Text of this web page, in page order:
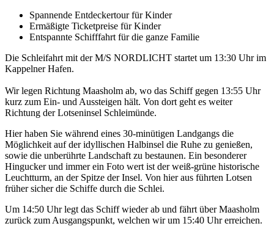
Spannende Entdeckertour für Kinder
Ermäßigte Ticketpreise für Kinder
Entspannte Schifffahrt für die ganze Familie
Die Schleifahrt mit der M/S NORDLICHT startet um 13:30 Uhr im
Kappelner Hafen.
Wir legen Richtung Maasholm ab, wo das Schiff gegen 13:55 Uhr
kurz zum Ein- und Aussteigen hält. Von dort geht es weiter
Richtung der Lotseninsel Schleimünde.
Hier haben Sie während eines 30-minütigen Landgangs die
Möglichkeit auf der idyllischen Halbinsel die Ruhe zu genießen,
sowie die unberührte Landschaft zu bestaunen. Ein besonderer
Hingucker und immer ein Foto wert ist der weiß-grüne historische
Leuchtturm, an der Spitze der Insel. Von hier aus führten Lotsen
früher sicher die Schiffe durch die Schlei.
Um 14:50 Uhr legt das Schiff wieder ab und fährt über Maasholm
zurück zum Ausgangspunkt, welchen wir um 15:40 Uhr erreichen.